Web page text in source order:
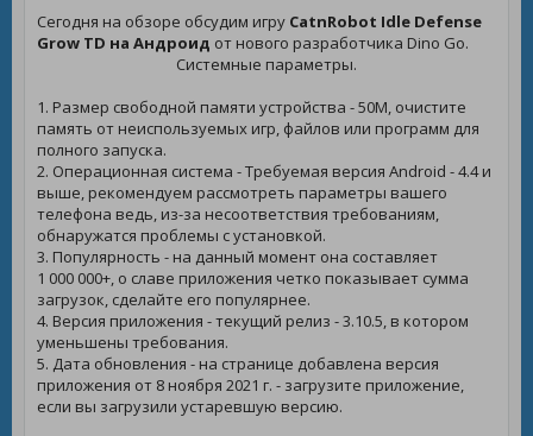
Сегодня на обзоре обсудим игру CatnRobot Idle Defense
Grow TD на Андроид от нового разработчика Dino Go.
Системные параметры.
1. Размер свободной памяти устройства - 50M, очистите
память от неиспользуемых игр, файлов или программ для
полного запуска.
2. Операционная система - Требуемая версия Android - 4.4 и
выше, рекомендуем рассмотреть параметры вашего
телефона ведь, из-за несоответствия требованиям,
обнаружатся проблемы с установкой.
3. Популярность - на данный момент она составляет
1 000 000+, о славе приложения четко показывает сумма
загрузок, сделайте его популярнее.
4. Версия приложения - текущий релиз - 3.10.5, в котором
уменьшены требования.
5. Дата обновления - на странице добавлена версия
приложения от 8 ноября 2021 г. - загрузите приложение,
если вы загрузили устаревшую версию.